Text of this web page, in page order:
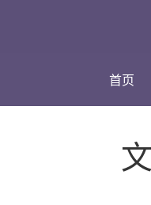
首页